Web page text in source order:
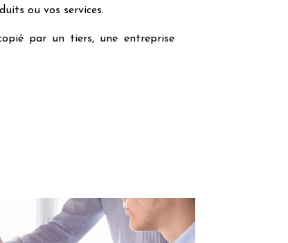
ou vos services.
par un tiers, une entreprise